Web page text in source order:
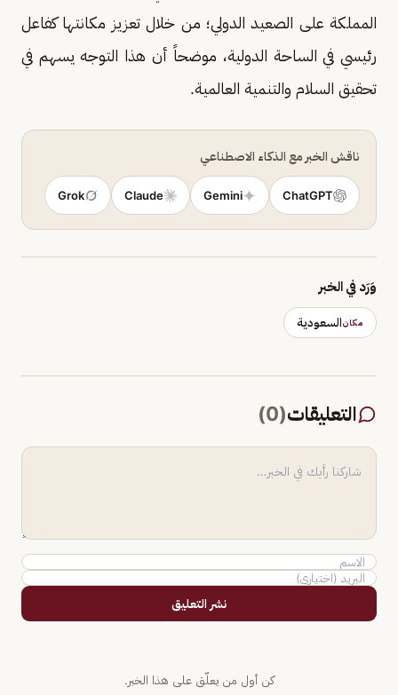
المملكة على الصعيد الدولي؛ من خلال تعزيز مكانتها كفاعل
رئيسي في الساحة الدولية، موضحاً أن هذا التوجه يسهم في
تحقيق السلام والتنمية العالمية.
ناقش الخبر مع الذكاء الاصطناعي
ChatGPT
Gemini
Claude
Grok
وَرَد في الخبر
مكانالسعودية
التعليقات(
0
)
نشر التعليق
كن أول من يعلّق على هذا الخبر.